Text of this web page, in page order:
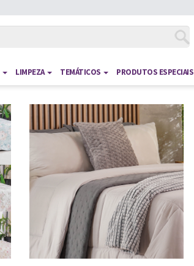
LIMPEZA TEMÁTICOS PRODUTOS ESPECIAIS